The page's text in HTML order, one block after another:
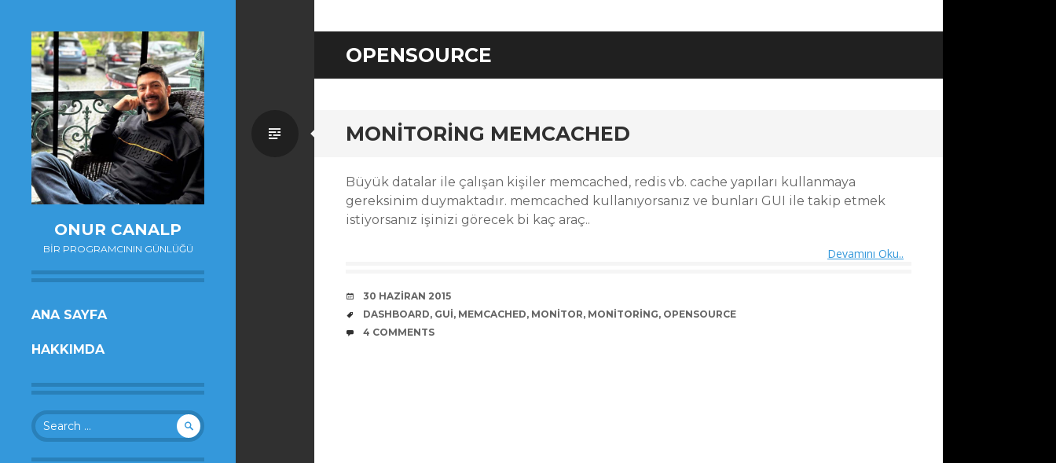
ONUR CANALP
BIR PROGRAMCININ GÜNLÜĞÜ
SKIP
CONTENT
ANA SAYFA
HAKKIMDA
Search
for:
OPENSOURCE
MONITORING MEMCACHED
Standard
Büyük datalar ile çalışan kişiler memcached, redis vb. cache yapıları kullanmaya
gereksinim duymaktadır. memcached kullanıyorsanız ve bunları GUI ile takip etmek
istiyorsanız işinizi görecek bi kaç araç..
Devamını Oku..
DATE
30 HAZIRAN 2015
TAGS
DASHBOARD, GUI, MEMCACHED, MONITOR, MONITORING, OPENSOURCE
COMMENTS
4 COMMENTS